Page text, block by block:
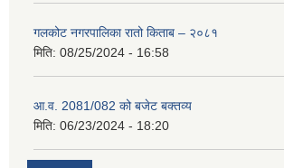
गलकोट नगरपालिका रातो किताब – २०८१
मिति: 08/25/2024 - 16:58
आ.व. 2081/082 को बजेट बक्तव्य
मिति: 06/23/2024 - 18:20